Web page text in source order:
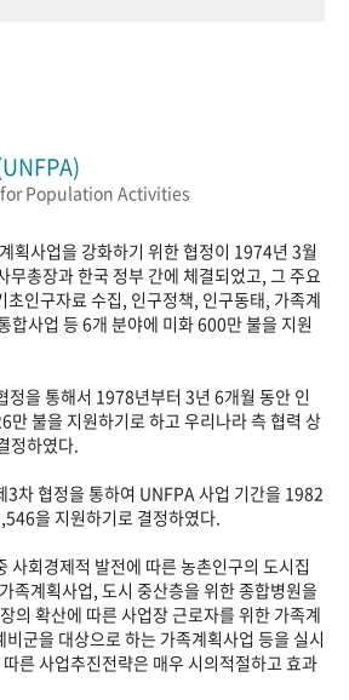
Population Activities
획사업을 강화하기 위한 협정이 1974년 3월
총장과 한국 정부 간에 체결되었고, 그 주요
인구자료 수집, 인구정책, 인구동태, 가족계
합사업 등 6개 분야에 미화 600만 불을 지원
을 통해서 1978년부터 3년 6개월 동안 인
만 불을 지원하기로 하고 우리나라 측 협력 상
정하였다.
차 협정을 통하여 UNFPA 사업 기간을 1982
을 지원하기로 결정하였다.
사회경제적 발전에 따른 농촌인구의 도시집
족계획사업, 도시 중산층을 위한 종합병원을
의 확산에 따른 사업장 근로자를 위한 가족계
군을 대상으로 하는 가족계획사업 등을 실시
른 사업추진전략은 매우 시의적절하고 효과